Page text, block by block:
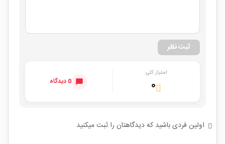
ثبت نظر
امتیاز کلی
۰ 0 دیدگاه
اولین فردی باشید که دیدگاهتان را ثبت میکنید